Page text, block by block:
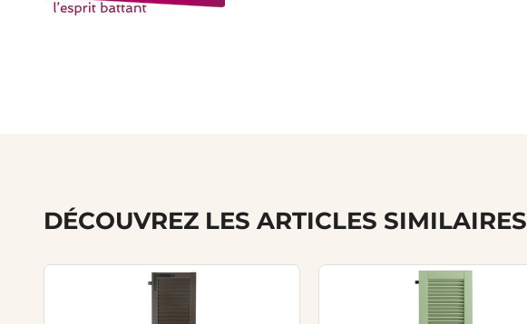
DÉCOUVREZ LES ARTICLES SIMILAIRES